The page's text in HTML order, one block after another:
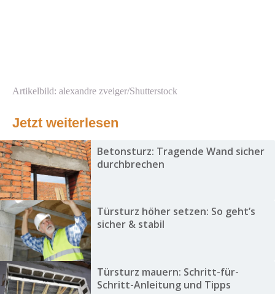
Artikelbild: alexandre zveiger/Shutterstock
Jetzt weiterlesen
Betonsturz: Tragende Wand sicher
durchbrechen
Türsturz höher setzen: So geht’s
sicher & stabil
Türsturz mauern: Schritt-für-
Schritt-Anleitung und Tipps